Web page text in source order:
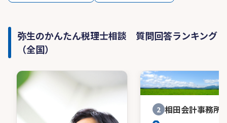
弥生のかんたん税理士相談 質問回答ランキング
（全国）
2 相田会計事務所